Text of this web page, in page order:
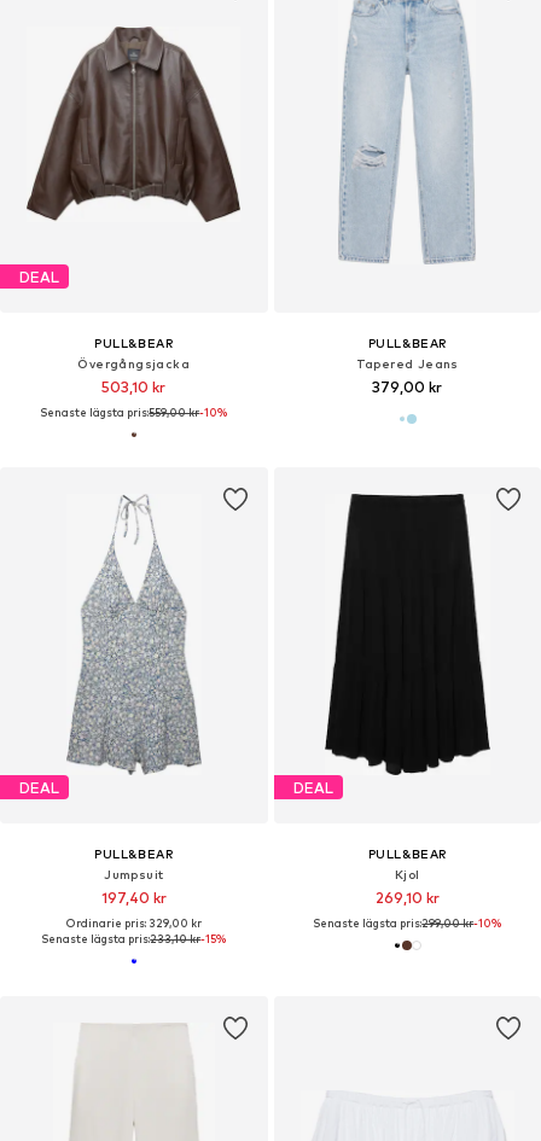
DEAL
PULL&BEAR
Övergångsjacka
503,10 kr
Senaste lägsta pris:559,00 kr-10%
PULL&BEAR
Tapered Jeans
379,00 kr
DEAL
PULL&BEAR
Jumpsuit
197,40 kr
Ordinarie pris: 329,00 kr
Senaste lägsta pris:233,10 kr-15%
DEAL
PULL&BEAR
Kjol
269,10 kr
Senaste lägsta pris:299,00 kr-10%